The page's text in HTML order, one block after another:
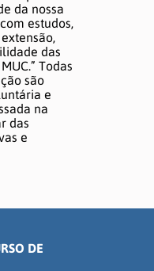
da nossa
estudos,
das
Todas
são
e
na
das
e
DE